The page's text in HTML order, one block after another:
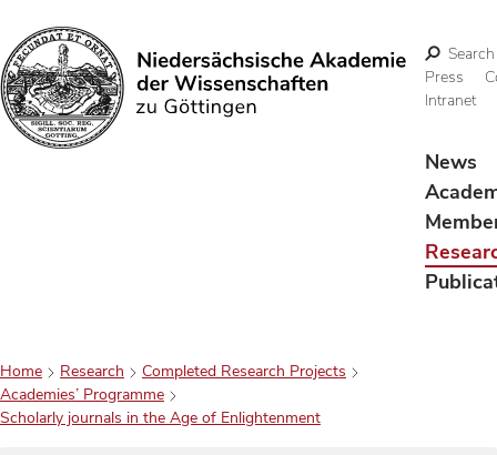
Search
Search
Press
Intranet
News
Home Research
Completed Research Projects
Academies’ Programme
Scholarly journals in the Age of Enlightenment